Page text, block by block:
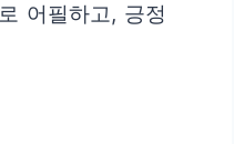
어필하고, 긍정